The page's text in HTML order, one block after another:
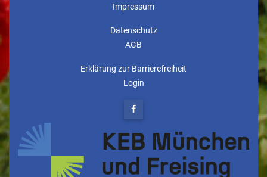
Impressum
Datenschutz
AGB
Erklärung zur Barrierefreiheit
Login